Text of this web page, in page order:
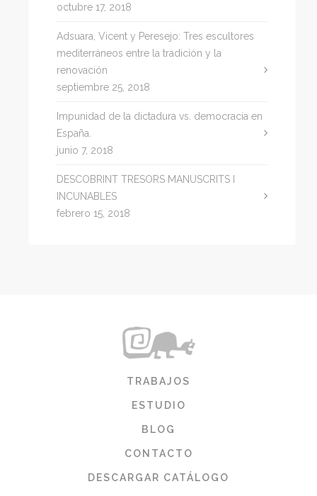
octubre 17, 2018
Adsuara, Vicent y Peresejo: Tres escultores
mediterráneos entre la tradición y la
renovación
septiembre 25, 2018
Impunidad de la dictadura vs. democracia en
España.
junio 7, 2018
DESCOBRINT TRESORS MANUSCRITS I
INCUNABLES
febrero 15, 2018
TRABAJOS
ESTUDIO
BLOG
CONTACTO
DESCARGAR CATÁLOGO